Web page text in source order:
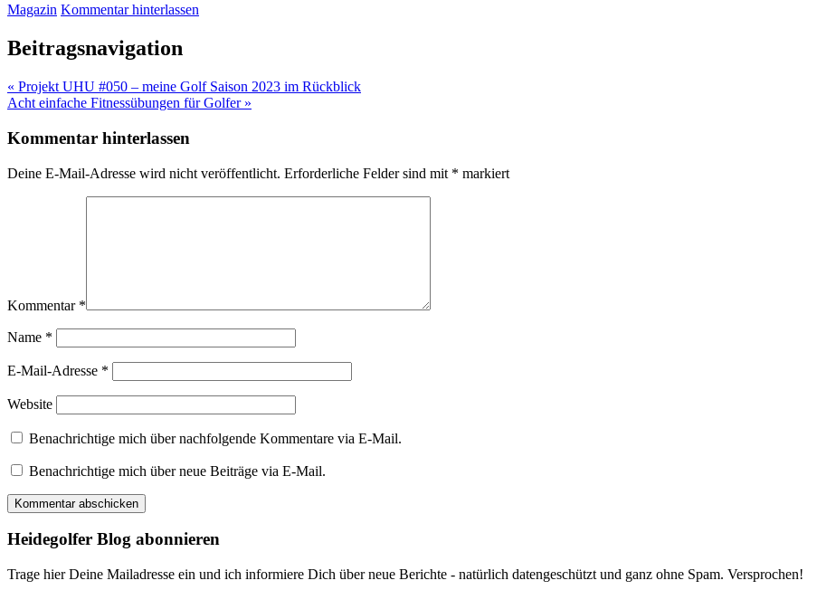
Magazin Kommentar hinterlassen
Beitragsnavigation
« Projekt UHU #050 – meine Golf Saison 2023 im Rückblick
Acht einfache Fitnessübungen für Golfer »
Kommentar hinterlassen
Deine E-Mail-Adresse wird nicht veröffentlicht. Erforderliche Felder sind mit * markiert
Kommentar *
Name *
E-Mail-Adresse *
Website
Benachrichtige mich über nachfolgende Kommentare via E-Mail.
Benachrichtige mich über neue Beiträge via E-Mail.
Heidegolfer Blog abonnieren
Trage hier Deine Mailadresse ein und ich informiere Dich über neue Berichte - natürlich datengeschützt und ganz ohne Spam. Versprochen!